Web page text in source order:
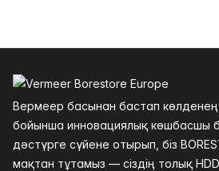
Вермеер басынан бастап
бойынша инновациялық көшбасшы
дәстүрге сүйене отырып, біз
мақтан тұтамыз — сіздің толық